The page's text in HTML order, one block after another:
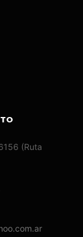
(Ruta